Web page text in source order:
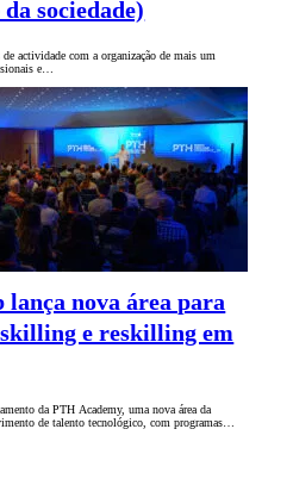
sociedade)
actividade com a organização de mais um
e…
lança nova área para
e reskilling em
da PTH Academy, uma nova área da
de talento tecnológico, com programas…